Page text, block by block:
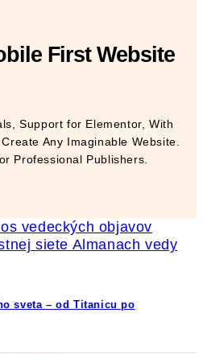
First Website
Support for Elementor, With
Any Imaginable Website.
Professional Publishers.
sveta – od Titanicu po